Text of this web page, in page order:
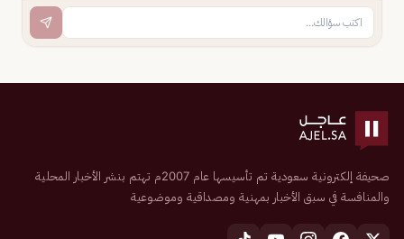
صحيفة إلكترونية سعودية تم تأسيسها عام 2007م تهتم بنشر الأخبار المحلية
والمنافسة في سبق الأخبار بمهنية ومصداقية وموضوعية